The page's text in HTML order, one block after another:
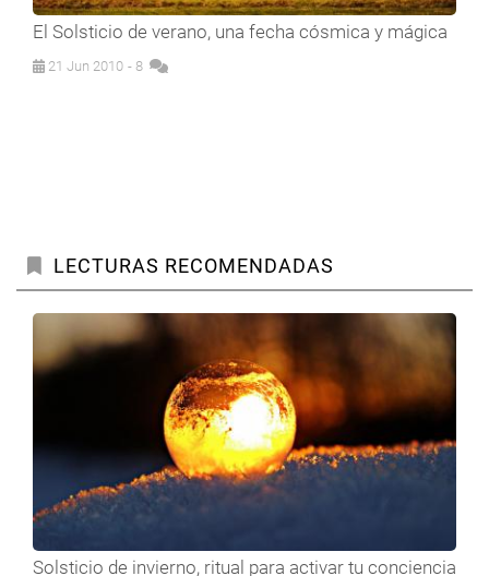
El Solsticio de verano, una fecha cósmica y mágica
21 Jun 2010 - 8
LECTURAS RECOMENDADAS
Solsticio de invierno, ritual para activar tu conciencia